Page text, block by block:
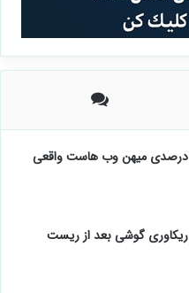
کد تخفیف 100 درصدی میهن وب هاست واقعی
ریکاوری گوشی بعد از ریست